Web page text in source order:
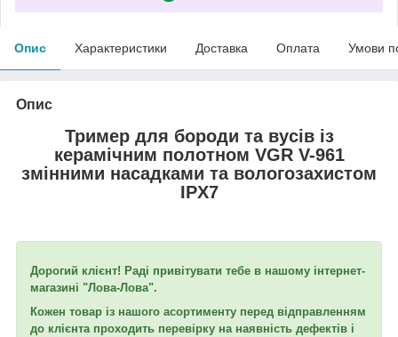
Опис Характеристики Доставка Оплата Умови
Опис
Тример для бороди та вусів із
керамічним полотном VGR V-961
змінними насадками та вологозахистом
IPX7
Дорогий клієнт! Раді привітувати тебе в нашому інтернет-
магазині "Лова-Лова".
Кожен товар із нашого асортименту перед відправленням
до клієнта проходить перевірку на наявність дефектів і